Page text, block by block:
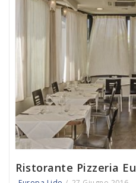
Ristorante Pizzeria